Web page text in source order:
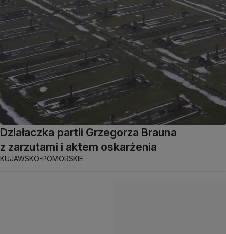
Działaczka partii Grzegorza Brauna
z zarzutami i aktem oskarżenia
KUJAWSKO-POMORSKIE